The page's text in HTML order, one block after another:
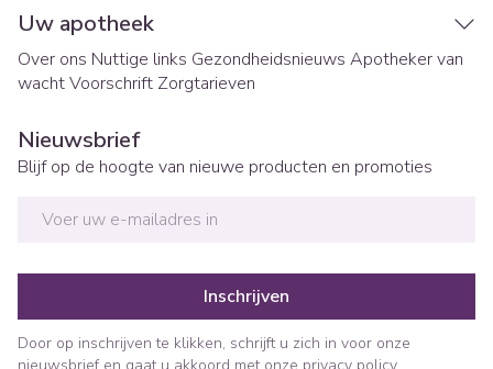
Uw apotheek
Over ons Nuttige links Gezondheidsnieuws Apotheker van
wachtVoorschrift Zorgtarieven
Nieuwsbrief
Blijf op de hoogte van nieuwe producten en promoties
Inschrijven
Door op inschrijven te klikken, schrijft u zich in voor onze